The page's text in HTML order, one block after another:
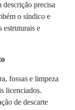
precisa
o síndico e
estruturais e
fossas e limpeza
licenciados.
de descarte